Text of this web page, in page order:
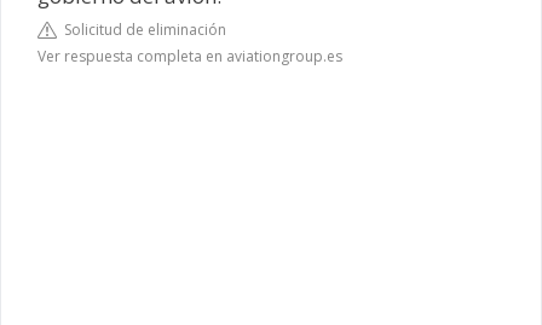
Solicitud de eliminación
Ver respuesta completa en aviationgroup.es